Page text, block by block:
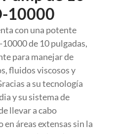
10000
con una potente
de 10 pulgadas,
para manejar de
fluidos viscosos y
a su tecnología
y su sistema de
llevar a cabo
áreas extensas sin la